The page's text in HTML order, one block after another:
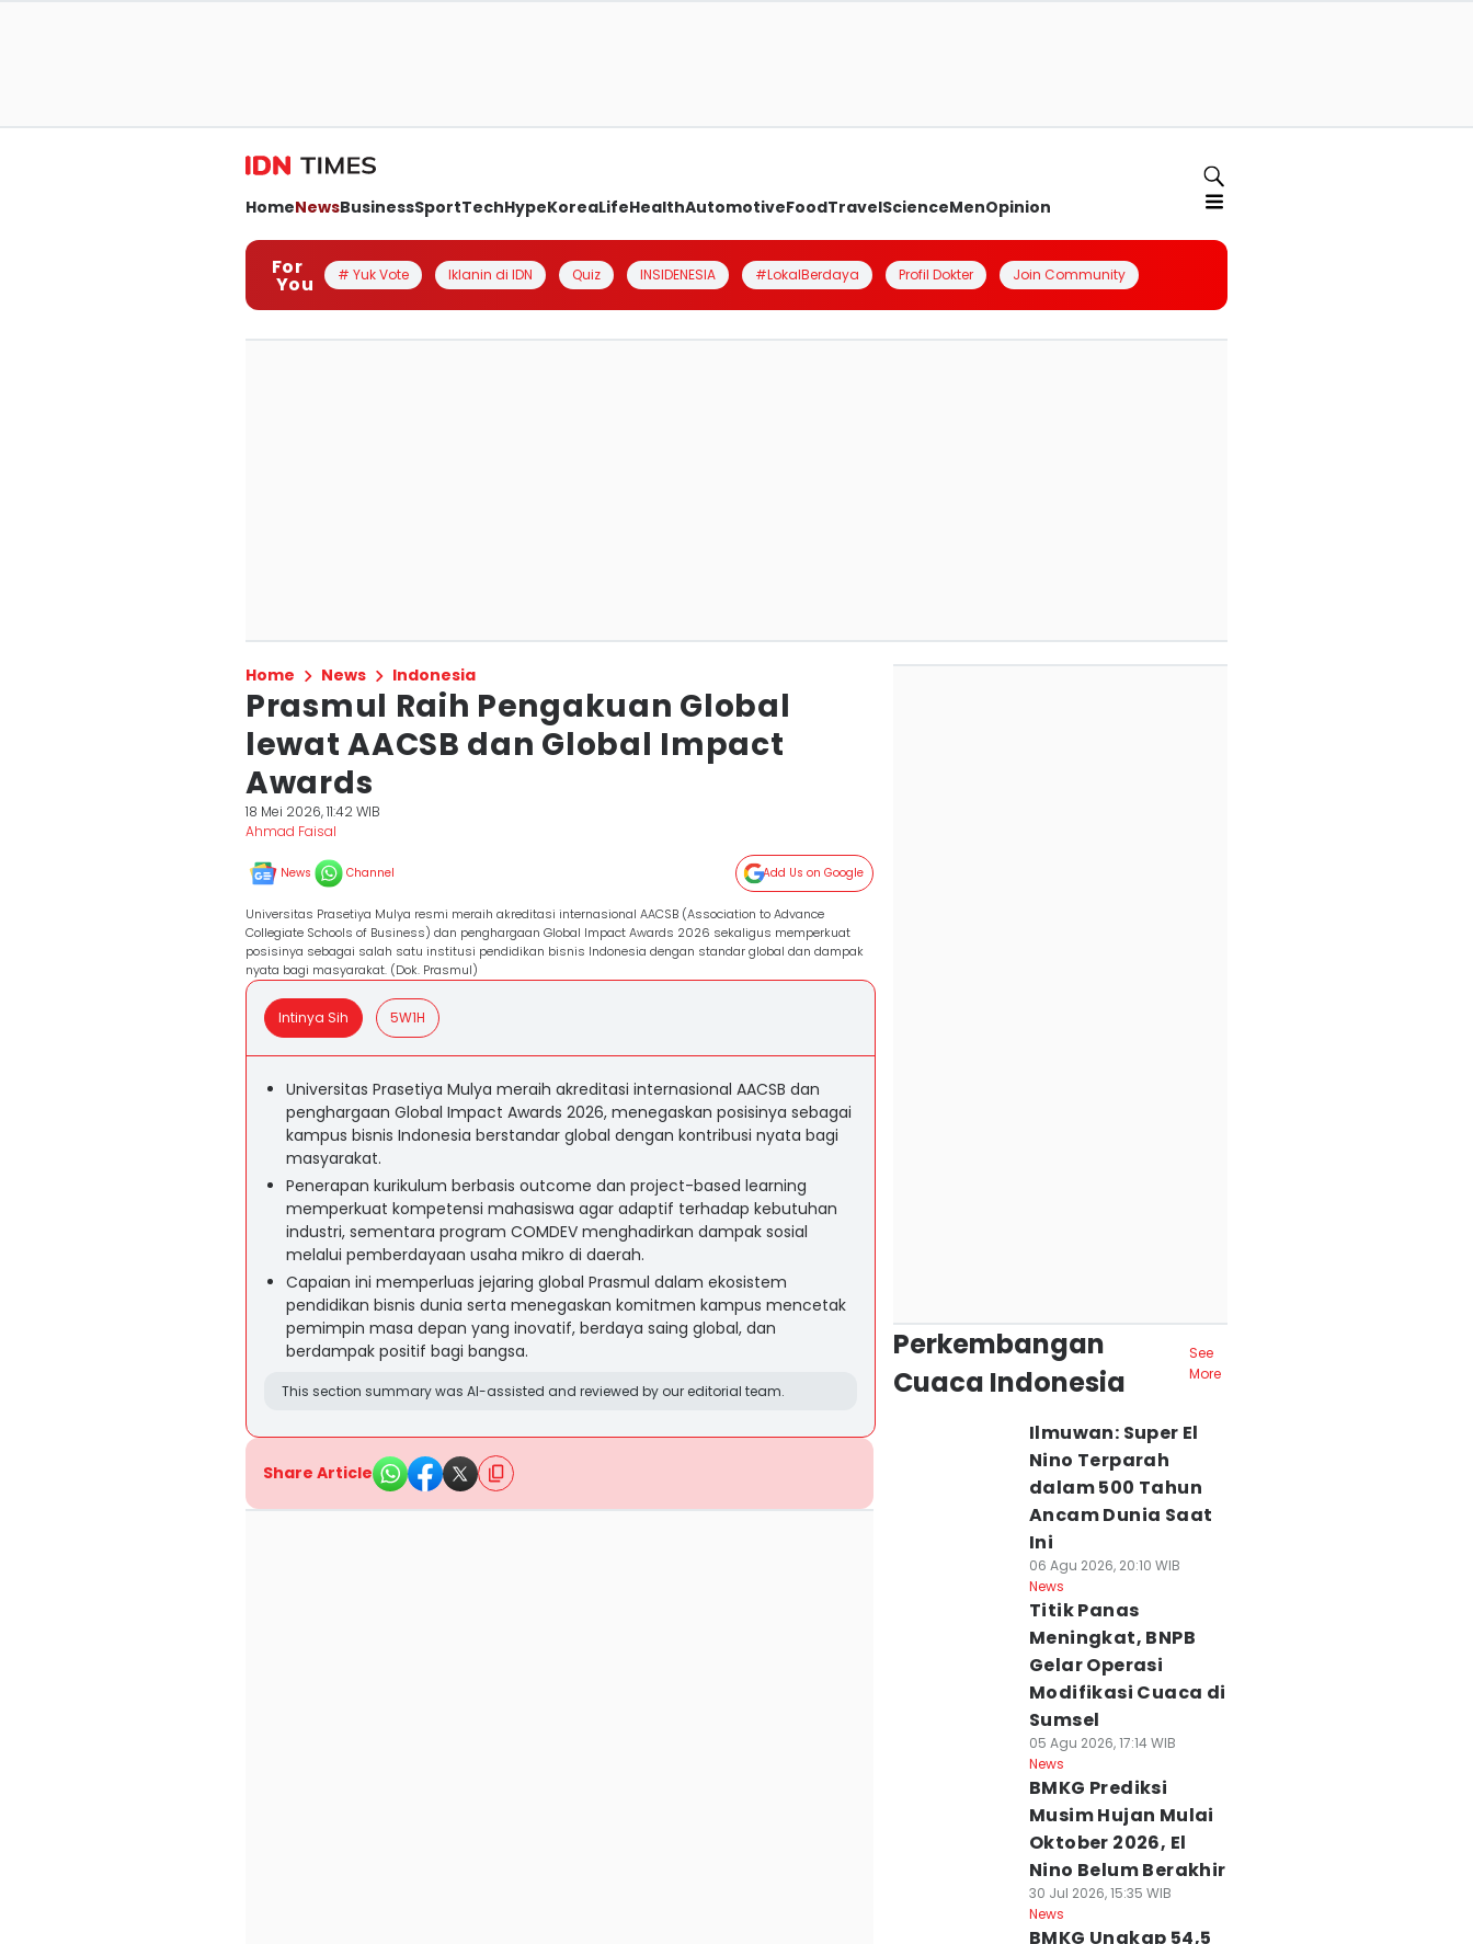
HomeNewsBusinessSportTechHypeKoreaLifeHealthAutomotiveFoodTravelScienceMenOpinion
For
You # Yuk Vote Iklanin di IDN Quiz INSIDENESIA #LokalBerdaya Profil Dokter Join Community
Home News Indonesia
Prasmul Raih Pengakuan Global
lewat AACSB dan Global Impact
Awards
18 Mei 2026, 11:42 WIB
Ahmad Faisal
News Channel Add Us on Google
Universitas Prasetiya Mulya resmi meraih akreditasi internasional AACSB (Association to Advance
Collegiate Schools of Business) dan penghargaan Global Impact Awards 2026 sekaligus memperkuat
posisinya sebagai salah satu institusi pendidikan bisnis Indonesia dengan standar global dan dampak
nyata bagi masyarakat. (Dok. Prasmul)
Intinya Sih 5W1H
Universitas Prasetiya Mulya meraih akreditasi internasional AACSB dan
penghargaan Global Impact Awards 2026, menegaskan posisinya sebagai
kampus bisnis Indonesia berstandar global dengan kontribusi nyata bagi
masyarakat.
Penerapan kurikulum berbasis outcome dan project-based learning
memperkuat kompetensi mahasiswa agar adaptif terhadap kebutuhan
industri, sementara program COMDEV menghadirkan dampak sosial
melalui pemberdayaan usaha mikro di daerah.
Capaian ini memperluas jejaring global Prasmul dalam ekosistem
pendidikan bisnis dunia serta menegaskan komitmen kampus mencetak
pemimpin masa depan yang inovatif, berdaya saing global, dan
berdampak positif bagi bangsa.
This section summary was AI-assisted and reviewed by our editorial team.
Share Article
Perkembangan
Cuaca Indonesia
See
More
Ilmuwan: Super El
Nino Terparah
dalam 500 Tahun
Ancam Dunia Saat
Ini
06 Agu 2026, 20:10 WIB
News
Titik Panas
Meningkat, BNPB
Gelar Operasi
Modifikasi Cuaca di
Sumsel
05 Agu 2026, 17:14 WIB
News
BMKG Prediksi
Musim Hujan Mulai
Oktober 2026, El
Nino Belum Berakhir
30 Jul 2026, 15:35 WIB
News
BMKG Ungkap 54,5